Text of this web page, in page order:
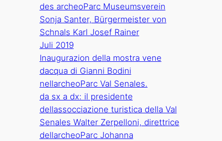
des archeoParc Museumsverein
Sonja Santer, Bürgermeister von
Schnals Karl Josef Rainer
Juli 2019
Inaugurazion della mostra vene
dacqua di Gianni Bodini
nellarcheoParc Val Senales.
da sx a dx: il presidente
dellassocciazione turistica della Val
Senales Walter Zerpelloni, direttrice
dellarcheoParc Johanna